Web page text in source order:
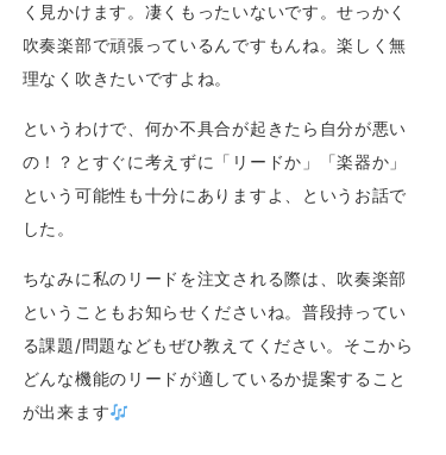
く見かけます。凄くもったいないです。せっかく
吹奏楽部で頑張っているんですもんね。楽しく無
理なく吹きたいですよね。
というわけで、何か不具合が起きたら自分が悪い
の！？とすぐに考えずに「リードか」「楽器か」
という可能性も十分にありますよ、というお話で
した。
ちなみに私のリードを注文される際は、吹奏楽部
ということもお知らせくださいね。普段持ってい
る課題/問題などもぜひ教えてください。そこから
どんな機能のリードが適しているか提案すること
が出来ます